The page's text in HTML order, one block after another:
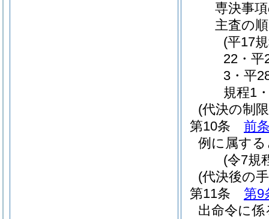
専決事
主査の
(平17
22・平
3・平
規程1
(代決の制
第10条
前
例に属す
(令7規
(代決後の
第11条
第9
出命令に